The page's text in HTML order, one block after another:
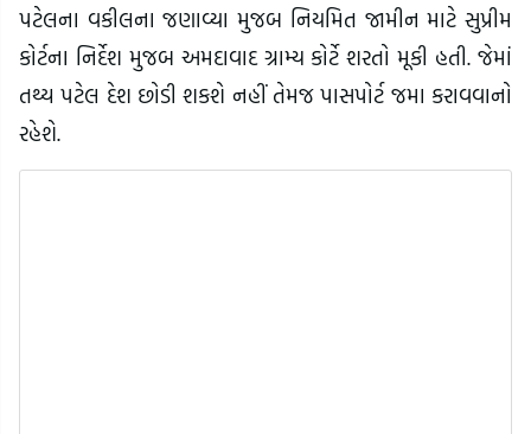
પટેલના વકીલના જણાવ્યા મુજબ નિયમિત જામીન માટે સુપ્રીમ
કોર્ટના નિર્દેશ મુજબ અમદાવાદ ગ્રામ્ય કોર્ટે શરતો મૂકી હતી. જેમાં
તથ્ય પટેલ દેશ છોડી શકશે નહીં તેમજ પાસપોર્ટ જમા કરાવવાનો
રહેશે.